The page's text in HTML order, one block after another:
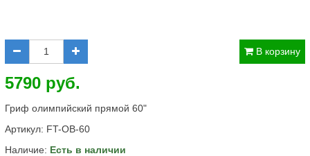
В корзину
5790 руб.
Гриф олимпийский прямой 60"
Артикул: FT-OB-60
Наличие: Есть в наличии